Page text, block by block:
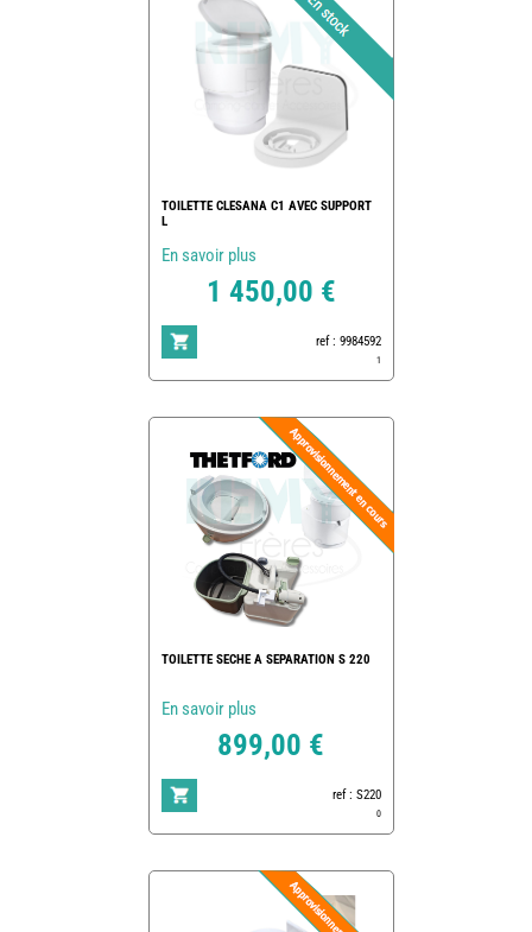
TOILETTE CLESANA C1 AVEC SUPPORT
L
En savoir plus
1 450,00 €
ref : 9984592
1
TOILETTE SECHE A SEPARATION S 220
En savoir plus
899,00 €
ref : S220
0